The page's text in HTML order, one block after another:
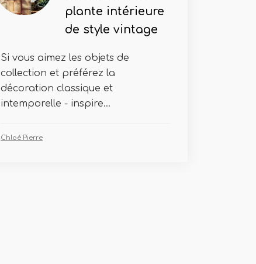
plante intérieure
de style vintage
Si vous aimez les objets de
collection et préférez la
décoration classique et
intemporelle - inspire...
Chloé Pierre